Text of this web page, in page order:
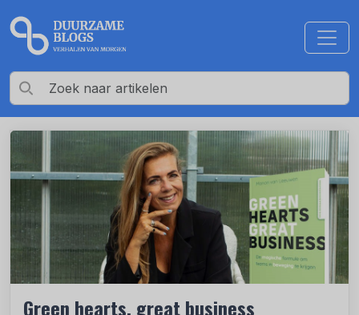
Green hearts, great business